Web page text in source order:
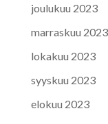
joulukuu 2023
marraskuu 2023
lokakuu 2023
syyskuu 2023
elokuu 2023